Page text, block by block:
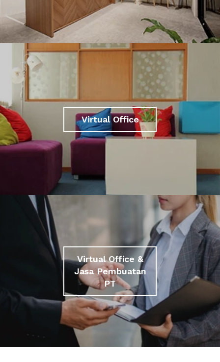
Virtual Office
Virtual Office &
Jasa Pembuatan
PT